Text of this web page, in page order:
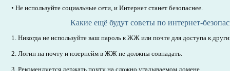
• Не используйте социальные сети, и Интернет станет безопаснее.
Какие ещё будут советы по интернет-
1. Никогда не используйте ваш пароль к ЖЖ или почте для доступа к
2. Логин на почту и юзернейм в ЖЖ не должны совпадать.
3. Рекомендуется держать почту на сложно угадываемом домене.